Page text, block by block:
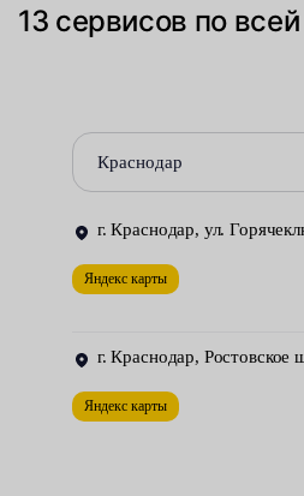
машина петляет на высокой
амортизаторов, увеличение
наконечниках, разбалтывание
вибрации на различных
быстрый износ шин — плохая
13 сервисов по
Краснодар
г. Краснодар, ул.
Яндекс карты
г. Краснодар, Ростовское
Яндекс карты